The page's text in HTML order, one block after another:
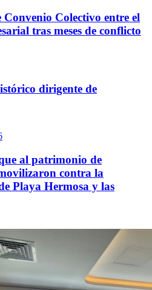
Colectivo entre el
tras meses de conflicto
dirigente de
al patrimonio de
contra la
Playa Hermosa y las